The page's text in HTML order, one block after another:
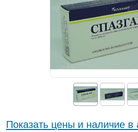
Показать цены и наличие в